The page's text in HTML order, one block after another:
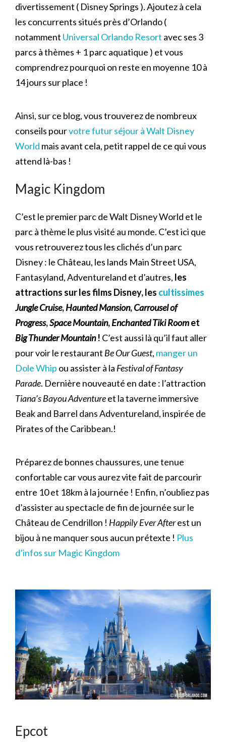
divertissement ( Disney Springs ). Ajoutez à cela
les concurrents situés près d’Orlando (
notamment Universal Orlando Resort avec ses 3
parcs à thèmes + 1 parc aquatique ) et vous
comprendrez pourquoi on reste en moyenne 10 à
14 jours sur place !
Ainsi, sur ce blog, vous trouverez de nombreux
conseils pourvotre futur séjour à Walt Disney
World mais avant cela, petit rappel de ce qui vous
attend là-bas !
Magic Kingdom
C’est le premier parc de Walt Disney World et le
parc à thème le plus visité au monde. C’est ici que
vous retrouverez tous les clichés d’un parc
Disney : le Château, les lands Main Street USA,
Fantasyland, Adventureland et d’autres, les
attractions sur les films Disney, les cultissimes
Jungle Cruise,Haunted Mansion,Carrousel of
Progress,Space Mountain,Enchanted Tiki Roomet
Big Thunder Mountain! C’est aussi là qu’il faut aller
pour voir le restaurant Be Our Guest, manger un
Dole Whip ou assister à la Festival of Fantasy
Parade. Dernière nouveauté en date : l’attraction
Tiana’s Bayou Adventureet la taverne immersive
Beak and Barrel dans Adventureland, inspirée de
Pirates of the Caribbean.!
Préparez de bonnes chaussures, une tenue
confortable car vous aurez vite fait de parcourir
entre 10 et 18km à la journée ! Enfin, n’oubliez pas
d’assister au spectacle de fin de journée sur le
Château de Cendrillon ! Happily Ever Afterest un
bijou à ne manquer sous aucun prétexte ! Plus
d’infos sur Magic Kingdom
Epcot